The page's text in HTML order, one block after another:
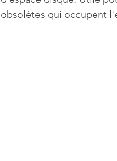
obsolètes qui occupent